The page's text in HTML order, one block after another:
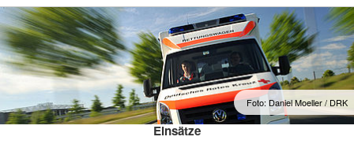
Foto: Daniel Moeller / DRK
Einsätze